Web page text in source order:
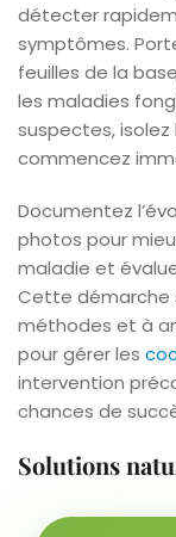
détecter
symptômes.
feuilles de la
les maladies
suspectes,
commencez
Documentez
photos pour
maladie et
Cette démarche
méthodes et à
pour gérer les
intervention
chances de
Solutions